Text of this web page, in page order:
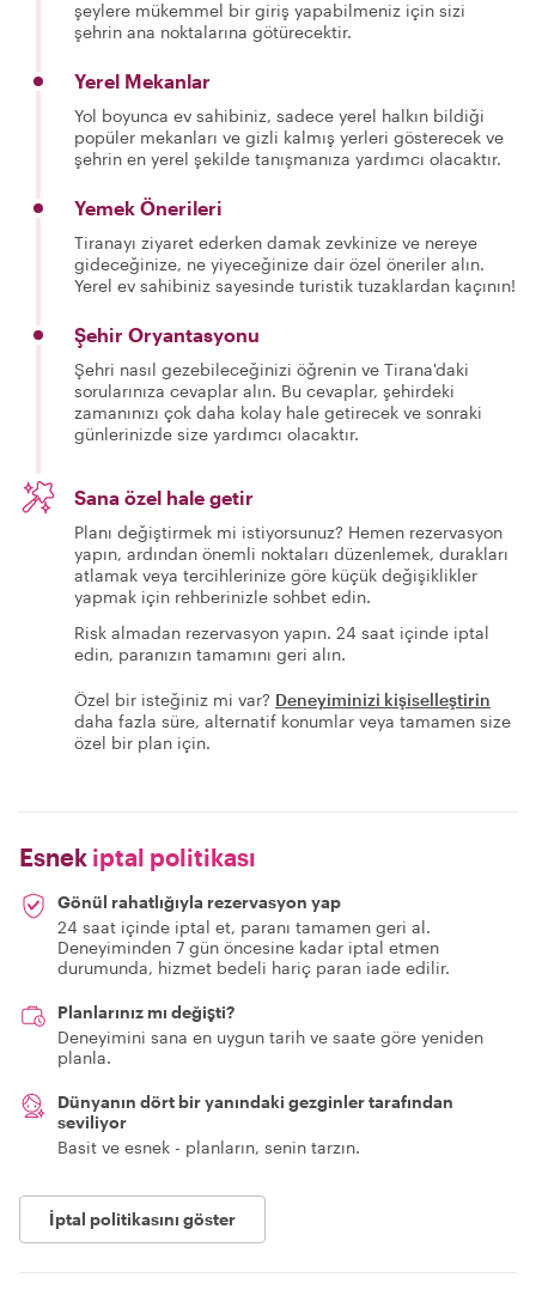
şeylere mükemmel bir giriş yapabilmeniz için sizi
şehrin ana noktalarına götürecektir.
Yerel Mekanlar
Yol boyunca ev sahibiniz, sadece yerel halkın bildiği
popüler mekanları ve gizli kalmış yerleri gösterecek ve
şehrin en yerel şekilde tanışmanıza yardımcı olacaktır.
Yemek Önerileri
Tiranayı ziyaret ederken damak zevkinize ve nereye
gideceğinize, ne yiyeceğinize dair özel öneriler alın.
Yerel ev sahibiniz sayesinde turistik tuzaklardan kaçının!
Şehir Oryantasyonu
Şehri nasıl gezebileceğinizi öğrenin ve Tirana'daki
sorularınıza cevaplar alın. Bu cevaplar, şehirdeki
zamanınızı çok daha kolay hale getirecek ve sonraki
günlerinizde size yardımcı olacaktır.
Sana özel hale getir
Planı değiştirmek mi istiyorsunuz? Hemen rezervasyon
yapın, ardından önemli noktaları düzenlemek, durakları
atlamak veya tercihlerinize göre küçük değişiklikler
yapmak için rehberinizle sohbet edin.
Risk almadan rezervasyon yapın. 24 saat içinde iptal
edin, paranızın tamamını geri alın.
Özel bir isteğiniz mi var? Deneyiminizi kişiselleştirin
daha fazla süre, alternatif konumlar veya tamamen size
özel bir plan için.
Esnek iptal politikası
Gönül rahatlığıyla rezervasyon yap
24 saat içinde iptal et, paranı tamamen geri al.
Deneyiminden 7 gün öncesine kadar iptal etmen
durumunda, hizmet bedeli hariç paran iade edilir.
Planlarınız mı değişti?
Deneyimini sana en uygun tarih ve saate göre yeniden
planla.
Dünyanın dört bir yanındaki gezginler tarafından
seviliyor
Basit ve esnek - planların, senin tarzın.
İptal politikasını göster